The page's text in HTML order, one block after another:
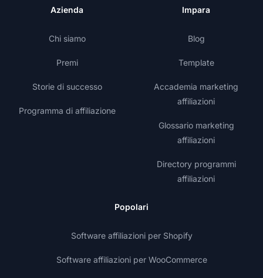
Azienda
Chi siamo
Premi
Storie di successo
Programma di affiliazione
Impara
Blog
Template
Accademia marketing
affiliazioni
Glossario marketing
affiliazioni
Directory programmi
affiliazioni
Popolari
Software affiliazioni per Shopify
Software affiliazioni per WooCommerce